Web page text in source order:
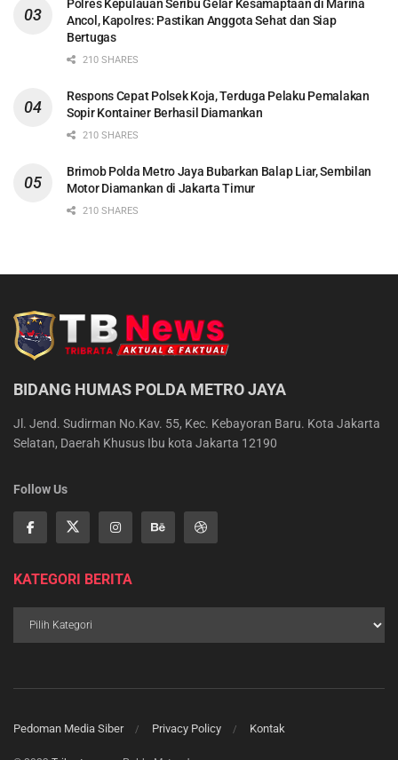
Polres Kepulauan Seribu Gelar Kesamaptaan di Marina
Ancol, Kapolres: Pastikan Anggota Sehat dan Siap
Bertugas
210 SHARES
Respons Cepat Polsek Koja, Terduga Pelaku Pemalakan
Sopir Kontainer Berhasil Diamankan
210 SHARES
Brimob Polda Metro Jaya Bubarkan Balap Liar, Sembilan
Motor Diamankan di Jakarta Timur
210 SHARES
BIDANG HUMAS POLDA METRO JAYA
Jl. Jend. Sudirman No.Kav. 55, Kec. Kebayoran Baru. Kota Jakarta
Selatan, Daerah Khusus Ibu kota Jakarta 12190
Follow Us
KATEGORI BERITA
Pedoman Media Siber Privacy Policy Kontak